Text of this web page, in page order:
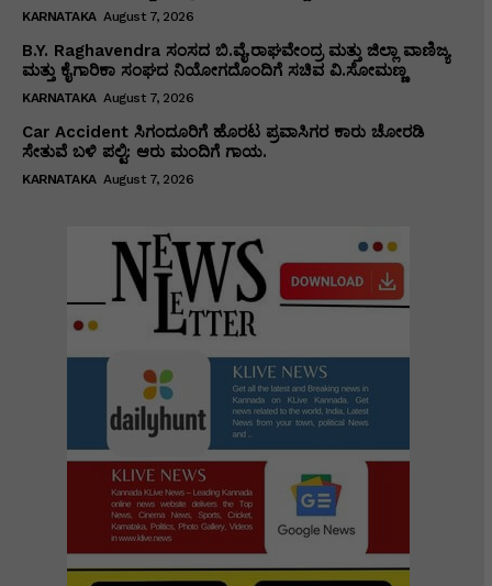
KARNATAKA August 7, 2026
B.Y. Raghavendra ಸಂಸದ ಬಿ.ವೈ.ರಾಘವೇಂದ್ರ ಮತ್ತು ಜಿಲ್ಲಾ ವಾಣಿಜ್ಯ
ಮತ್ತು ಕೈಗಾರಿಕಾ ಸಂಘದ ನಿಯೋಗದೊಂದಿಗೆ ಸಚಿವ ವಿ‌.ಸೋಮಣ್ಣ
KARNATAKA August 7, 2026
Car Accident ಸಿಗಂದೂರಿಗೆ ಹೊರಟ ಪ್ರವಾಸಿಗರ ಕಾರು ಚೋರಡಿ
ಸೇತುವೆ ಬಳಿ ಪಲ್ಟಿ: ಆರು ಮಂದಿಗೆ ಗಾಯ.
KARNATAKA August 7, 2026